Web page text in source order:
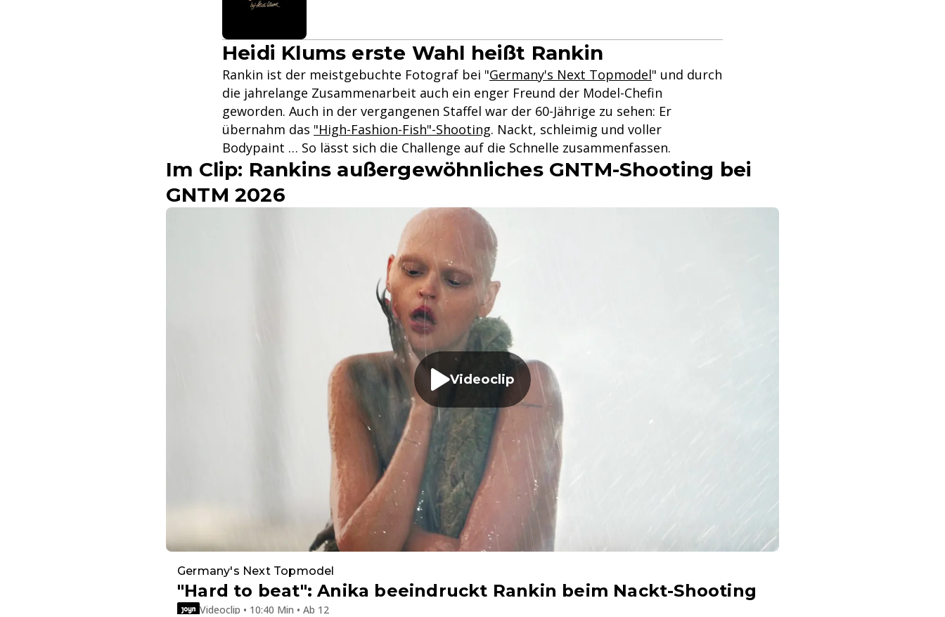
Heidi Klums erste Wahl heißt Rankin
Rankin ist der meistgebuchte Fotograf bei "Germany's Next Topmodel" und durch
die jahrelange Zusammenarbeit auch ein enger Freund der Model-Chefin
geworden. Auch in der vergangenen Staffel war der 60-Jährige zu sehen: Er
übernahm das "High-Fashion-Fish"-Shooting. Nackt, schleimig und voller
Bodypaint … So lässt sich die Challenge auf die Schnelle zusammenfassen.
Im Clip: Rankins außergewöhnliches GNTM-Shooting bei
GNTM 2026
Videoclip
Germany's Next Topmodel
"Hard to beat": Anika beeindruckt Rankin beim Nackt-Shooting
Videoclip • 10:40 Min • Ab 12